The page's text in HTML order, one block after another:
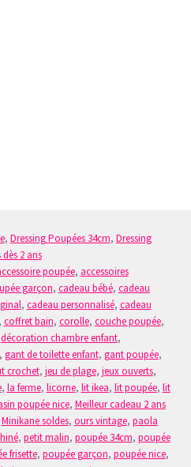
, Dressing Poupées 34cm, Dressing
2 ans
poupée, accessoires
garçon, cadeau bébé, cadeau
, cadeau personnalisé, cadeau
coffret bain, corolle, couche poupée,
décoration chambre enfant,
, gant de toilette enfant, gant poupée,
crochet, jeu de plage, jeux ouverts,
, la ferme, licorne, lit ikea, lit poupée, lit
poupée nice, Meilleur cadeau 2 ans
Minikane soldes, ours vintage, paola
, petit malin, poupée 34cm, poupée
frisette, poupée garçon, poupée nice,